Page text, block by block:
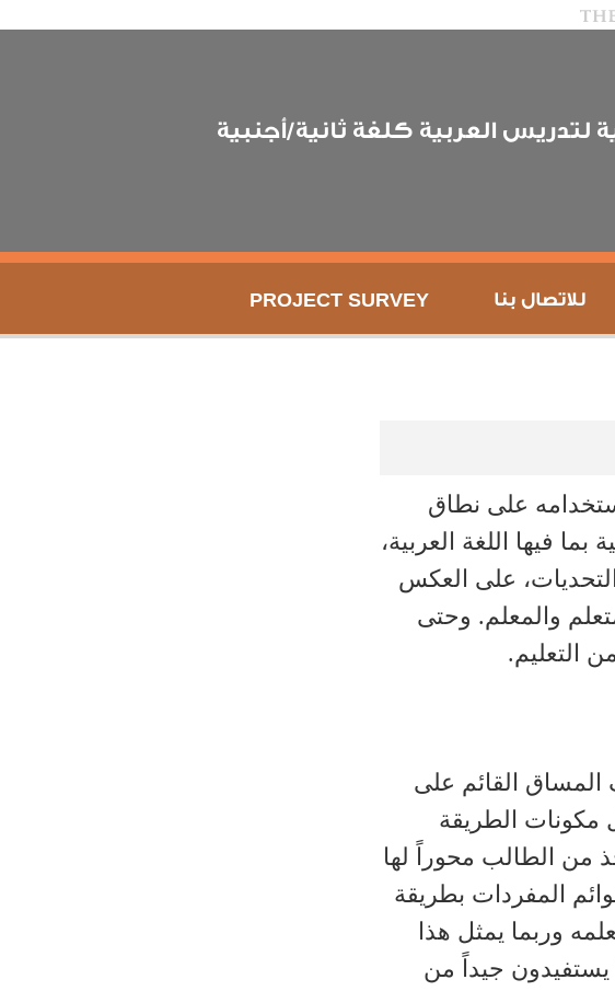
لتدريس العربية كلغة ثانية/أجنبية
للاتصال بنا PROJECT SURVEY
على نطاق
فيها اللغة العربية،
على العكس
والمعلم. وحتى
التعليم.
القائم على
الطريقة
من الطالب محوراً لها
المفردات بطريقة
وربما يمثل هذا
يستفيدون جيداً من